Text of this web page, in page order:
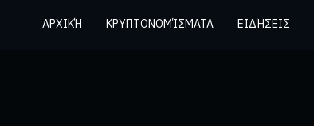
ΑΡΧΙΚΉ ΚΡΥΠΤΟΝΟΜΊΣΜΑΤΑ ΕΙΔΉΣΕΙΣ